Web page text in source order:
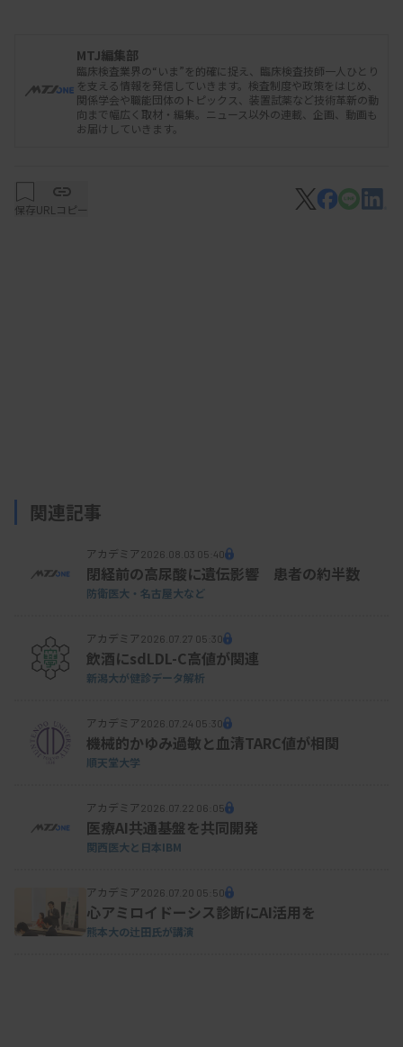
開始した試験は、乳がん手術130例を対象とする
多施設臨床試験。病理診断（術後永久病理組織診
院、大阪国際がんセンター、大阪警察病院の3病院
とパパニコロウ染色による細胞像
MTJ編集部
臨床検査業界の“いま”を的確に捉え、臨床検査技師一人ひとり
を支える情報を発信していきます。検査制度や政策をはじめ、
関係学会や職能団体のトピックス、装置試薬など技術革新の動
向まで幅広く取材・編集。ニュース以外の連載、企画、動画も
お届けしていきます。
保存URLコピー
関連記事
アカデミア 2026.08.03 05:40
閉経前の高尿酸に遺伝影響 患者の約半数
防衛医大・名古屋大など
アカデミア 2026.07.27 05:30
飲酒にsdLDL-C高値が関連
新潟大が健診データ解析
アカデミア 2026.07.24 05:30
機械的かゆみ過敏と血清TARC値が相関
順天堂大学
アカデミア 2026.07.22 06:05
医療AI共通基盤を共同開発
関西医大と日本IBM
アカデミア 2026.07.20 05:50
心アミロイドーシス診断にAI活用を
熊本大の辻田氏が講演